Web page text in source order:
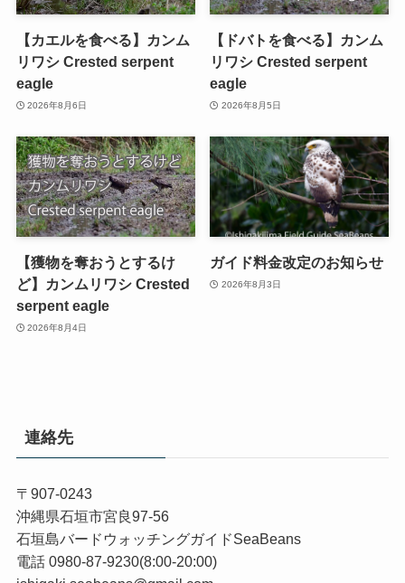
【カエルを食べる】カンム
リワシ Crested serpent
eagle
2026年8月6日
【ドバトを食べる】カンム
リワシ Crested serpent
eagle
2026年8月5日
【獲物を奪おうとするけ
ど】カンムリワシ Crested
serpent eagle
2026年8月4日
ガイド料金改定のお知らせ
2026年8月3日
連絡先
〒907-0243
沖縄県石垣市宮良97-56
石垣島バードウォッチングガイドSeaBeans
電話 0980-87-9230(8:00-20:00)